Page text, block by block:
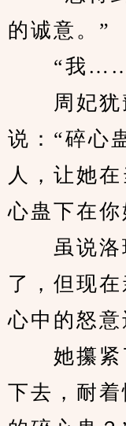
的诚意。”
“我
周妃犹
说：“碎心
人，让她
心蛊下在
虽说洛
了，但现在
心中的怒意
她攥紧
下去，耐